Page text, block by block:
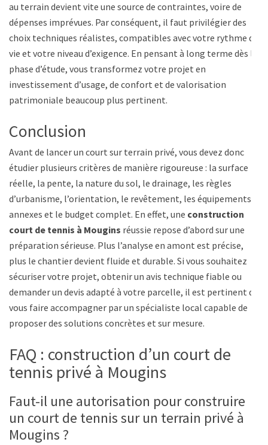
au terrain devient vite une source de contraintes, voire de
dépenses imprévues. Par conséquent, il faut privilégier des
choix techniques réalistes, compatibles avec votre rythme de
vie et votre niveau d’exigence. En pensant à long terme dès la
phase d’étude, vous transformez votre projet en
investissement d’usage, de confort et de valorisation
patrimoniale beaucoup plus pertinent.
Conclusion
Avant de lancer un court sur terrain privé, vous devez donc
étudier plusieurs critères de manière rigoureuse : la surface
réelle, la pente, la nature du sol, le drainage, les règles
d’urbanisme, l’orientation, le revêtement, les équipements
annexes et le budget complet. En effet, une construction
court de tennis à Mougins réussie repose d’abord sur une
préparation sérieuse. Plus l’analyse en amont est précise,
plus le chantier devient fluide et durable. Si vous souhaitez
sécuriser votre projet, obtenir un avis technique fiable ou
demander un devis adapté à votre parcelle, il est pertinent de
vous faire accompagner par un spécialiste local capable de
proposer des solutions concrètes et sur mesure.
FAQ : construction d’un court de
tennis privé à Mougins
Faut-il une autorisation pour construire
un court de tennis sur un terrain privé à
Mougins ?